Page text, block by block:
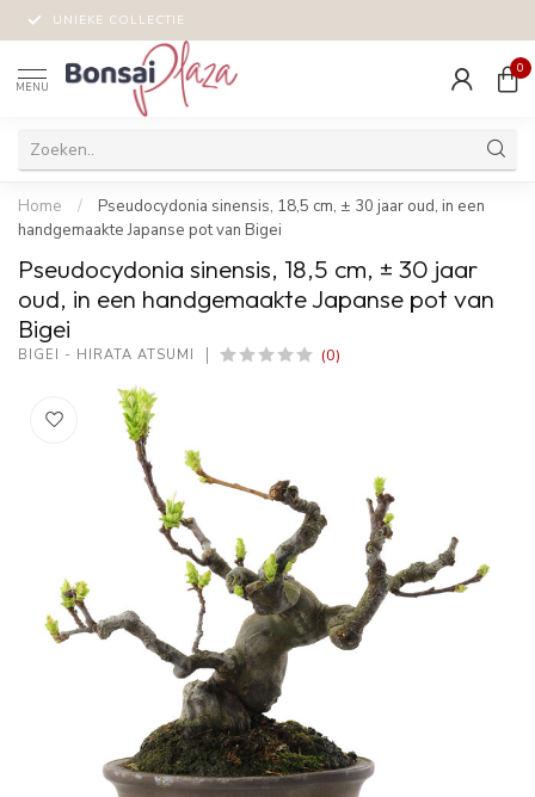
UNIEKE COLLECTIE
MENU
0
Home /
Pseudocydonia sinensis, 18,5 cm, ± 30 jaar oud, in een
handgemaakte Japanse pot van Bigei
Pseudocydonia sinensis, 18,5 cm, ± 30 jaar
oud, in een handgemaakte Japanse pot van
Bigei
BIGEI - HIRATA ATSUMI (0)